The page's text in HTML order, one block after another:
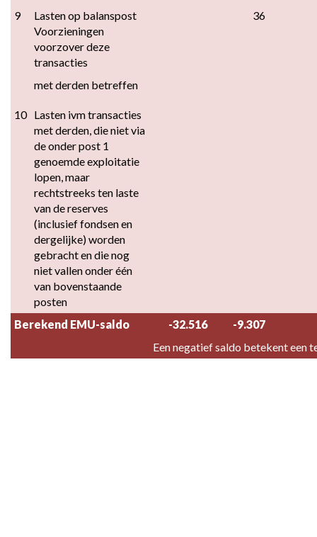
9
Lasten op balanspost
Voorzieningen
voorzover deze
transacties
36
met derden betreffen
10 Lasten ivm transacties
met derden, die niet via
de onder post 1
genoemde exploitatie
lopen, maar
rechtstreeks ten laste
van de reserves
(inclusief fondsen en
dergelijke) worden
gebracht en die nog
niet vallen onder één
van bovenstaande
posten
Berekend EMU-saldo
-32.516
-9.307
Een negatief saldo betekent een